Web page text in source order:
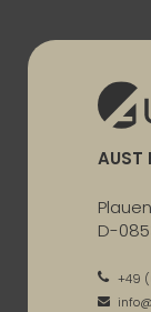
AUST
D-
+49